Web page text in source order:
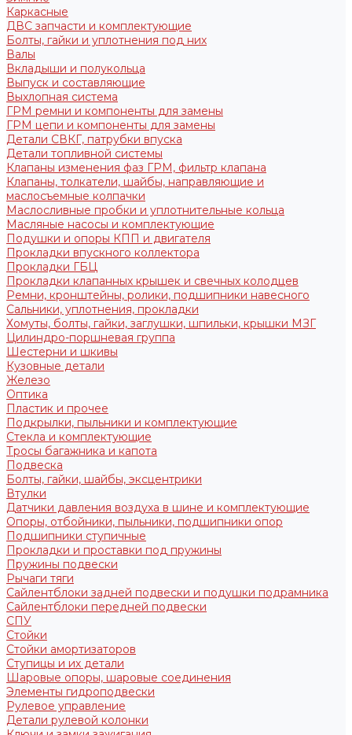
Каркасные
ДВС запчасти и комплектующие
Болты, гайки и уплотнения под них
Валы
Вкладыши и полукольца
Выпуск и составляющие
Выхлопная система
ГРМ ремни и компоненты для замены
ГРМ цепи и компоненты для замены
Детали СВКГ, патрубки впуска
Детали топливной системы
Клапаны изменения фаз ГРМ, фильтр клапана
Клапаны, толкатели, шайбы, направляющие и
маслосъемные колпачки
Маслосливные пробки и уплотнительные кольца
Масляные насосы и комплектующие
Подушки и опоры КПП и двигателя
Прокладки впускного коллектора
Прокладки ГБЦ
Прокладки клапанных крышек и свечных колодцев
Ремни, кронштейны, ролики, подшипники навесного
Сальники, уплотнения, прокладки
Хомуты, болты, гайки, заглушки, шпильки, крышки МЗГ
Цилиндро-поршневая группа
Шестерни и шкивы
Кузовные детали
Железо
Оптика
Пластик и прочее
Подкрылки, пыльники и комплектующие
Стекла и комплектующие
Тросы багажника и капота
Подвеска
Болты, гайки, шайбы, эксцентрики
Втулки
Датчики давления воздуха в шине и комплектующие
Опоры, отбойники, пыльники, подшипники опор
Подшипники ступичные
Прокладки и проставки под пружины
Пружины подвески
Рычаги тяги
Сайлентблоки задней подвески и подушки подрамника
Сайлентблоки передней подвески
СПУ
Стойки
Стойки амортизаторов
Ступицы и их детали
Шаровые опоры, шаровые соединения
Элементы гидроподвески
Рулевое управление
Детали рулевой колонки